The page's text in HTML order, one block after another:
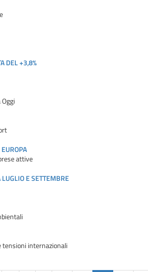
DEL +3,8%
attive
E SETTEMBRE
tensioni internazionali